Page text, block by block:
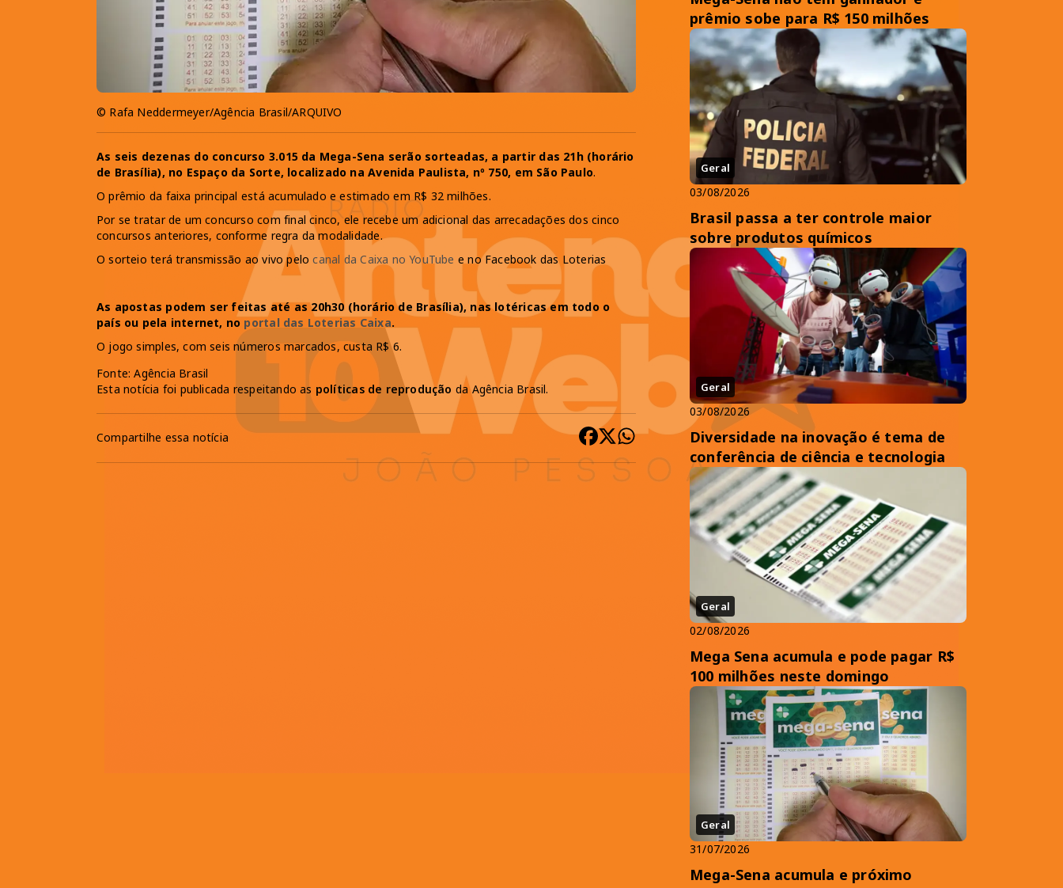
© Rafa Neddermeyer/Agência Brasil/ARQUIVO
As seis dezenas do concurso 3.015 da Mega-Sena serão sorteadas, a partir das 21h (horário
de Brasília), no Espaço da Sorte, localizado na Avenida Paulista, nº 750, em São Paulo.
O prêmio da faixa principal está acumulado e estimado em R$ 32 milhões.
Por se tratar de um concurso com final cinco, ele recebe um adicional das arrecadações dos cinco
concursos anteriores, conforme regra da modalidade.
O sorteio terá transmissão ao vivo pelocanal da Caixa no YouTube e no Facebook das Loterias
As apostas podem ser feitas até as 20h30 (horário de Brasília), nas lotéricas em todo o
país ou pela internet, no portal das Loterias Caixa.
O jogo simples, com seis números marcados, custa R$ 6.
Fonte: Agência Brasil
Esta notícia foi publicada respeitando as políticas de reprodução da Agência Brasil.
Compartilhe essa notícia
prêmio sobe para R$ 150 milhões
Geral
03/08/2026
Brasil passa a ter controle maior
sobre produtos químicos
Geral
03/08/2026
Diversidade na inovação é tema de
conferência de ciência e tecnologia
Geral
02/08/2026
Mega Sena acumula e pode pagar R$
100 milhões neste domingo
Geral
31/07/2026
Mega-Sena acumula e próximo